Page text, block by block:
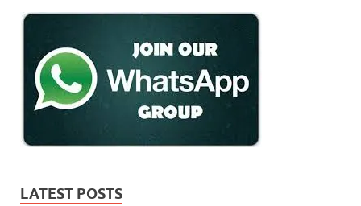
LATEST POSTS